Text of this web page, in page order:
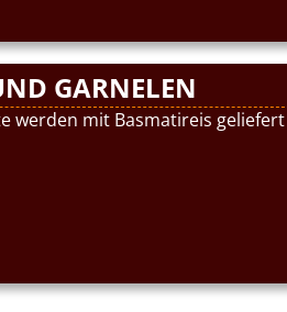
GARNELEN
werden mit Basmatireis geliefert